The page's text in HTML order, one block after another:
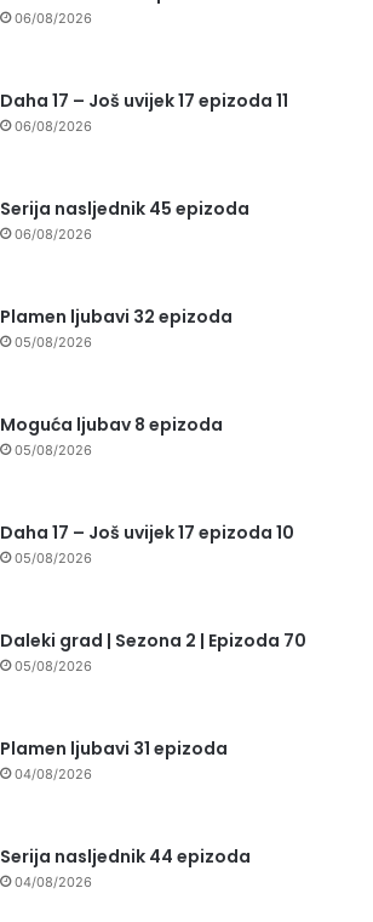
06/08/2026
Daha 17 – Još uvijek 17 epizoda 11
06/08/2026
Serija nasljednik 45 epizoda
06/08/2026
Plamen ljubavi 32 epizoda
05/08/2026
Moguća ljubav 8 epizoda
05/08/2026
Daha 17 – Još uvijek 17 epizoda 10
05/08/2026
Daleki grad | Sezona 2 | Epizoda 70
05/08/2026
Plamen ljubavi 31 epizoda
04/08/2026
Serija nasljednik 44 epizoda
04/08/2026